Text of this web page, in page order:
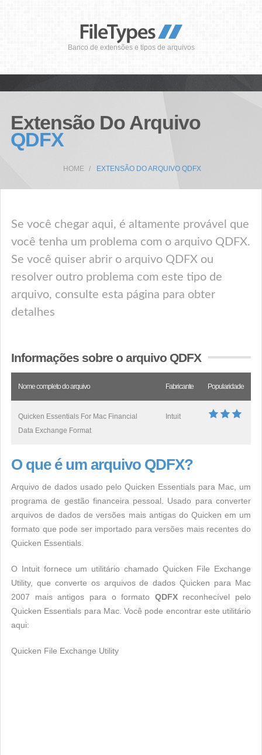
Banco de extensões e tipos de arquivos
Extensão Do Arquivo
QDFX
HOME EXTENSÃO DO ARQUIVO QDFX
Se você chegar aqui, é altamente provável que
você tenha um problema com o arquivo QDFX.
Se você quiser abrir o arquivo QDFX ou
resolver outro problema com este tipo de
arquivo, consulte esta página para obter
detalhes
Informações sobre o arquivo QDFX
Nome completo do arquivo Fabricante Popularidade
Quicken Essentials For Mac Financial
Data Exchange Format
Intuit
O que é um arquivo QDFX?
Arquivo de dados usado pelo Quicken Essentials para Mac, um
programa de gestão financeira pessoal. Usado para converter
arquivos de dados de versões mais antigas do Quicken em um
formato que pode ser importado para versões mais recentes do
Quicken Essentials.
O Intuit fornece um utilitário chamado Quicken File Exchange
Utility, que converte os arquivos de dados Quicken para Mac
2007 mais antigos para o formato QDFXreconhecível pelo
Quicken Essentials para Mac. Você pode encontrar este utilitário
aqui:
Quicken File Exchange Utility